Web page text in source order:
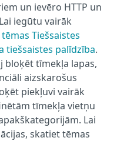
un ievēro HTTP un
iegūtu vairāk
tēmas Tiešsaistes
tiešsaistes palīdzība.
bloķēt tīmekļa lapas,
aizskarošus
piekļuvi vairāk
tīmekļa vietņu
Lai
skatiet tēmas